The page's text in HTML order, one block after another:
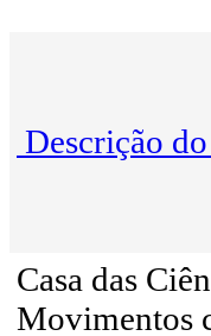
Descrição
Casa das
Movimentos